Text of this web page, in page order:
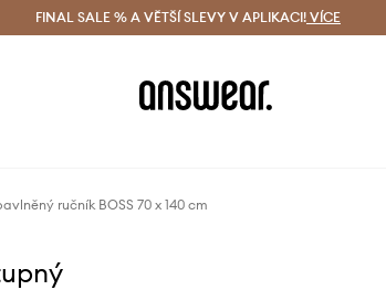
(od 1800 Kč) Doručení i do 24 h
FINAL SALE % A VĚTŠÍ SLEVY V APLIKACI! VÍCE
ručník BOSS 70 x 140 cm